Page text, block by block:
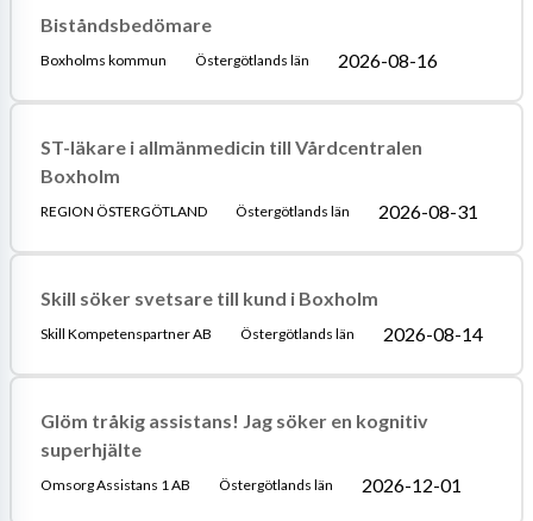
Biståndsbedömare
Boxholms kommun Östergötlands län 2026-08-16
ST-läkare i allmänmedicin till Vårdcentralen
Boxholm
REGION ÖSTERGÖTLAND Östergötlands län 2026-08-31
Skill söker svetsare till kund i Boxholm
Skill Kompetenspartner AB Östergötlands län 2026-08-14
Glöm tråkig assistans! Jag söker en kognitiv
superhjälte
Omsorg Assistans 1 AB Östergötlands län 2026-12-01